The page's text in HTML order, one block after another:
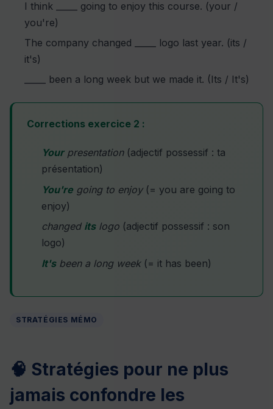
I think _____ going to enjoy this course. (your /
you're)
The company changed _____ logo last year. (its /
it's)
_____ been a long week but we made it. (Its / It's)
Corrections exercice 2 :
Yourpresentation(adjectif possessif : ta
présentation)
You're going to enjoy(= you are going to
enjoy)
changed itslogo (adjectif possessif : son
logo)
It'sbeen a long week(= it has been)
STRATÉGIES MÉMO
🧠 Stratégies pour ne plus
jamais confondre les